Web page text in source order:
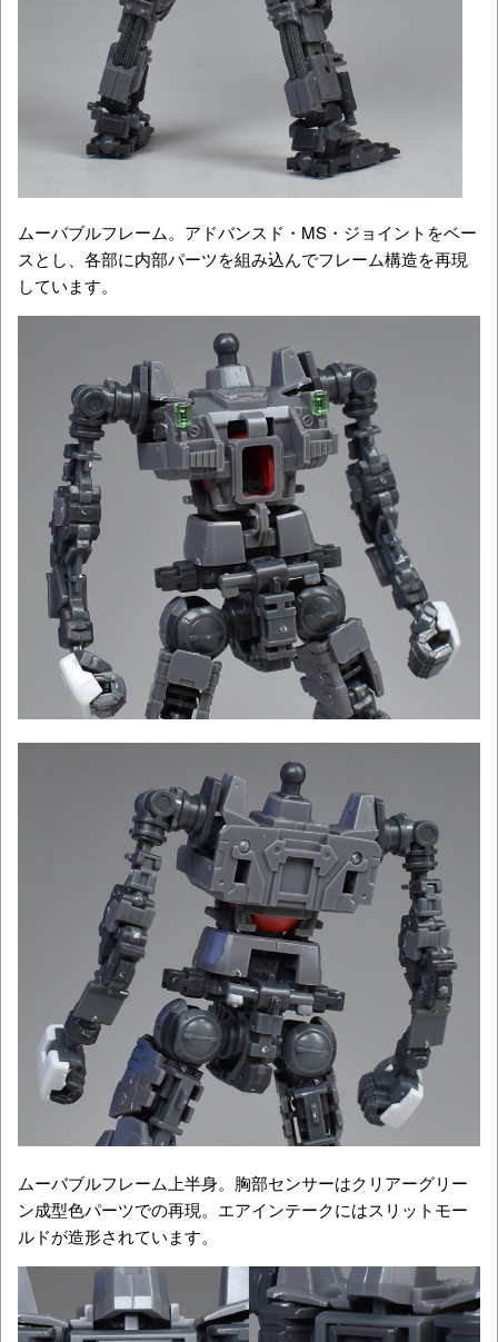
ムーバブルフレーム。アドバンスド・MS・ジョイントをベー
スとし、各部に内部パーツを組み込んでフレーム構造を再現
しています。
ムーバブルフレーム上半身。胸部センサーはクリアーグリー
ン成型色パーツでの再現。エアインテークにはスリットモー
ルドが造形されています。